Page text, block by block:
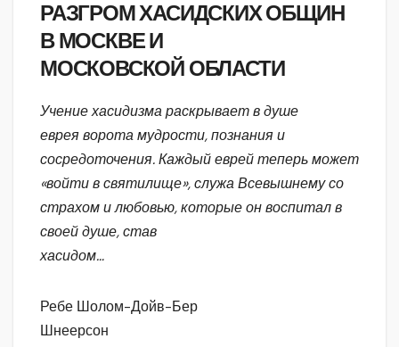
РАЗГРОМ ХАСИДСКИХ ОБЩИН
В МОСКВЕ И
МОСКОВСКОЙ ОБЛАСТИ
Учение хасидизма раскрывает в душе
еврея ворота мудрости, познания и
сосредоточения. Каждый еврей теперь может
«войти в святилище», служа Всевышнему со
страхом и любовью, которые он воспитал в
своей душе, став
хасидом…
Ребе Шолом-Дойв-Бер
Шнеерсон